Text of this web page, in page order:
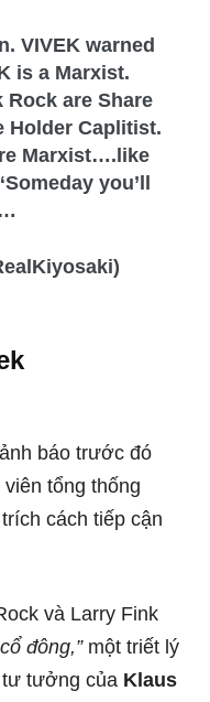
VIVEK warned
is a Marxist.
Rock are Share
Holder Caplitist.
Marxist….like
you’ll
báo trước đó
tổng thống
cách tiếp cận
và Larry Fink
đông,”một triết lý
tưởng của Klaus